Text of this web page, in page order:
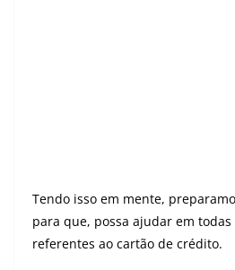
Tendo isso em mente,
para que, possa ajudar em todas
referentes ao cartão de crédito.